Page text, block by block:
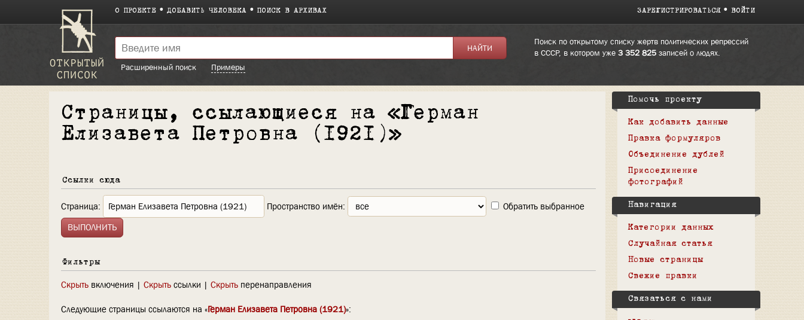
О ПРОЕКТЕ ДОБАВИТЬ ЧЕЛОВЕКА ПОИСК В АРХИВАХ ЗАРЕГИСТРИРОВАТЬСЯ ВОЙТИ
Поиск по открытому списку жертв политических репрессий
в СССР, в котором уже 3 352 825записей о людях.
Расширенный поиск
Примеры
Страницы, ссылающиеся на «Герман
Елизавета Петровна (1921)»
Ссылки сюда
Страница: Пространство имён: Обратить выбранное
Фильтры
Скрыть включения | Скрыть ссылки | Скрыть перенаправления
Следующие страницы ссылаются на «Герман Елизавета Петровна (1921)»:
Помочь проекту
Как добавить данные
Правка формуляров
Объединение дублей
Присоединение
фотографий
Навигация
Категории данных
Случайная статья
Новые страницы
Свежие правки
Связаться с нами